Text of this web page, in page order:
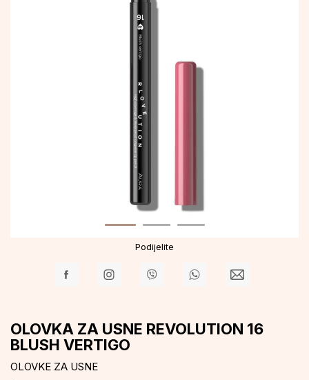
Podijelite
OLOVKA ZA USNE REVOLUTION 16
BLUSH VERTIGO
OLOVKE ZA USNE